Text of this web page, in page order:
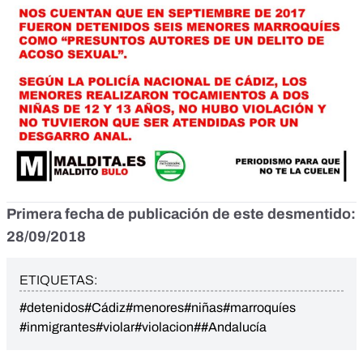
Primera fecha de publicación de este desmentido:
28/09/2018
ETIQUETAS:
#detenidos#Cádiz#menores#niñas#marroquíes
#inmigrantes#violar#violacion##Andalucía